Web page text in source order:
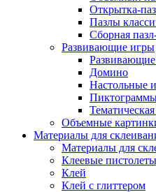
Открытка-
Пазлы
Сборная
Развивающие игры
Домино
Настольные
Объемные
Материалы для
Материалы для
Клеевые
Клей
Клей с глиттером